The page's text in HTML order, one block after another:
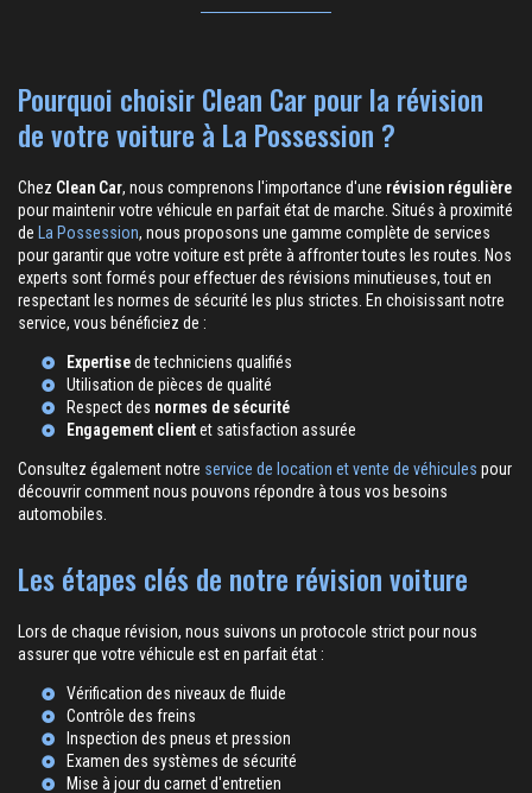
Pourquoi choisir Clean Car pour la révision
de votre voiture à La Possession ?
Chez Clean Car, nous comprenons l'importance d'une révision régulière
pour maintenir votre véhicule en parfait état de marche. Situés à proximité
de
La Possession, nous proposons une gamme complète de services
pour garantir que votre voiture est prête à affronter toutes les routes. Nos
experts sont formés pour effectuer des révisions minutieuses, tout en
respectant les normes de sécurité les plus strictes. En choisissant notre
service, vous bénéficiez de :
Expertisede techniciens qualifiés
Utilisation de pièces de qualité
Respect des normes de sécurité
Engagement clientet satisfaction assurée
Consultez également notre service de location et vente de véhicules pour
découvrir comment nous pouvons répondre à tous vos besoins
automobiles.
Les étapes clés de notre révision voiture
Lors de chaque révision, nous suivons un protocole strict pour nous
assurer que votre véhicule est en parfait état :
Vérification des niveaux de fluide
Contrôle des freins
Inspection des pneus et pression
Examen des systèmes de sécurité
Mise à jour du carnet d'entretien